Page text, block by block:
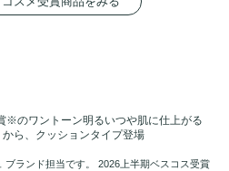
※のワントーン明るいつや肌に仕上がる
から、クッションタイプ登場
ブランド担当です。 2026上半期ベスコス受賞